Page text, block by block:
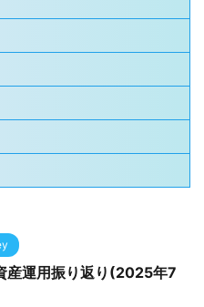
産運用振り返り(2025年7